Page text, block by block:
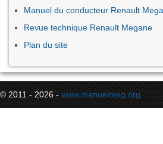
Manuel du conducteur Renault
Revue technique Renault Megane
Plan du site
© 2011 - 2026 - www.manuelmeg.org